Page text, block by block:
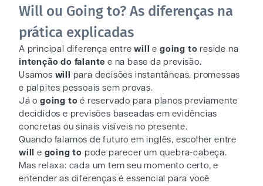
Will ou Going to? As diferenças na
prática explicadas
A principal diferença entrewill egoing to reside na
intenção do falante e na base da previsão.
Usamos will
para decisões instantâneas, promessas
e palpites pessoais sem provas.
Já o going to é reservado para planos previamente
decididos e previsões baseadas em evidências
concretas ou sinais visíveis no presente.
Quando falamos de futuro em inglês, escolher entre
will
e going to pode parecer um quebra-cabeça.
Mas relaxa: cada um tem seu momento certo, e
entender as diferenças é essencial para você